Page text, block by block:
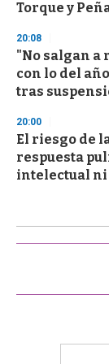
Torque y
20:08
"No salgan a
con lo del
tras
20:00
El riesgo de
respuesta
intelectual